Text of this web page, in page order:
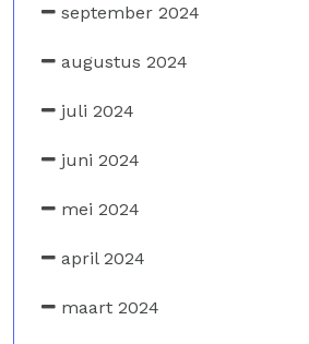
september 2024
augustus 2024
juli 2024
juni 2024
mei 2024
april 2024
maart 2024